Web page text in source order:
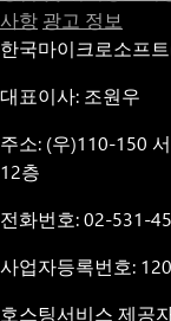
사항 광고 정보
한국마이크로소프
대표이사: 조원우
주소: (우)110-150
12층
전화번호: 02-531-
사업자등록번호:
호스팅서비스 제공